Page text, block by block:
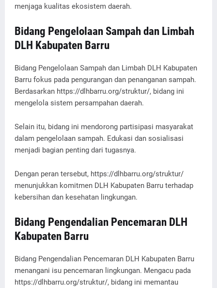
menjaga kualitas ekosistem daerah.
Bidang Pengelolaan Sampah dan Limbah
DLH Kabupaten Barru
Bidang Pengelolaan Sampah dan Limbah DLH Kabupaten
Barru fokus pada pengurangan dan penanganan sampah.
Berdasarkan https://dlhbarru.org/struktur/, bidang ini
mengelola sistem persampahan daerah.
Selain itu, bidang ini mendorong partisipasi masyarakat
dalam pengelolaan sampah. Edukasi dan sosialisasi
menjadi bagian penting dari tugasnya.
Dengan peran tersebut, https://dlhbarru.org/struktur/
menunjukkan komitmen DLH Kabupaten Barru terhadap
kebersihan dan kesehatan lingkungan.
Bidang Pengendalian Pencemaran DLH
Kabupaten Barru
Bidang Pengendalian Pencemaran DLH Kabupaten Barru
menangani isu pencemaran lingkungan. Mengacu pada
https://dlhbarru.org/struktur/, bidang ini memantau